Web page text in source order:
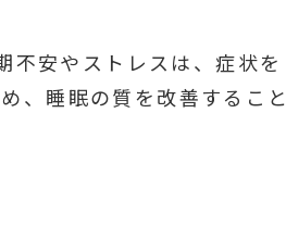
不安やストレスは、症状を
、睡眠の質を改善すること